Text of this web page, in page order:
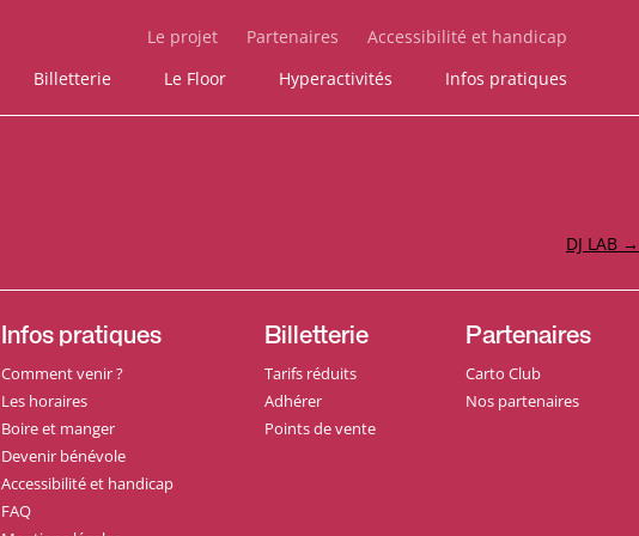
Le projet Partenaires
Accessibilité et handicap
Billetterie Le Floor Hyperactivités Infos pratiques
DJ LAB →
Infos pratiques
Comment venir ?
Les horaires
Boire et manger
Devenir bénévole
Accessibilité et handicap
FAQ
Billetterie
Tarifs réduits
Adhérer
Points de vente
Partenaires
Carto Club
Nos partenaires